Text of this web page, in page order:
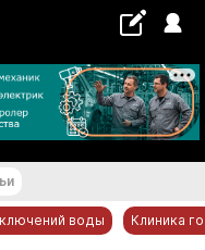
°С
воды Клиника